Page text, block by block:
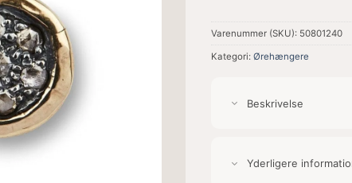
Varenummer (SKU): 50801240
Kategori:Ørehængere
Beskrivelse
Yderligere